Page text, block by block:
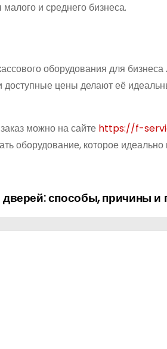
и среднего бизнеса.
оборудования для
доступные цены делают её
можно на сайте https://f-
оборудование, которое
способы, причины